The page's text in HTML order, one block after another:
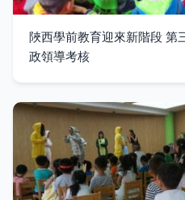
陜西學前教育迎來新階段 第
政領導考核